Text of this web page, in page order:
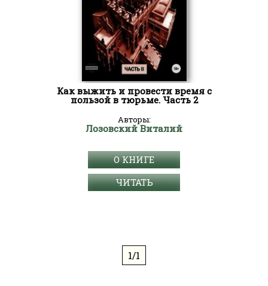
Как выжить и провести время с
пользой в тюрьме. Часть 2
Авторы:
Лозовский Виталий
О КНИГЕ
ЧИТАТЬ
1/1